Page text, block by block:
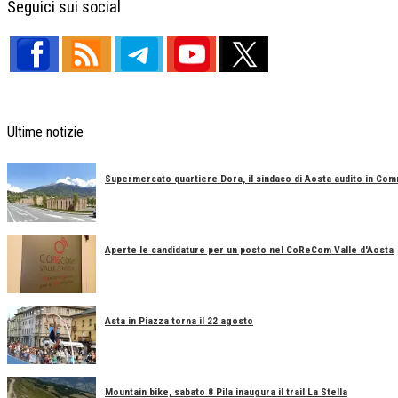
Seguici sui social
Ultime notizie
Supermercato quartiere Dora, il sindaco di Aosta audito in
Aperte le candidature per un posto nel CoReCom Valle d'Aosta
Asta in Piazza torna il 22 agosto
Mountain bike, sabato 8 Pila inaugura il trail La Stella